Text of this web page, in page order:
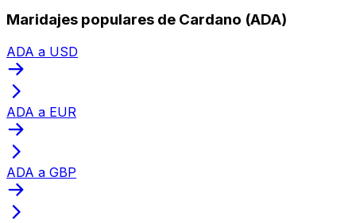
Maridajes populares de Cardano (ADA)
ADA a USD
ADA a EUR
ADA a GBP